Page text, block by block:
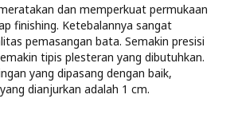
dan memperkuat permukaan
finishing. Ketebalannya sangat
pemasangan bata. Semakin presisi
tipis plesteran yang dibutuhkan.
yang dipasang dengan baik,
dianjurkan adalah 1 cm.